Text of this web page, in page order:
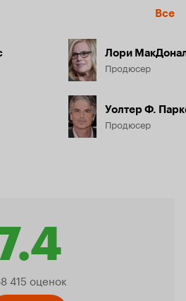
Все
Лори
Продюсер
Уолтер Ф.
Продюсер
415 оценок